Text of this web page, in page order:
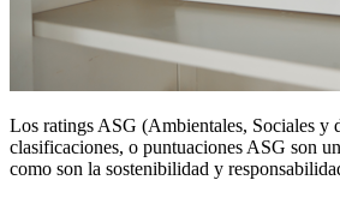
Los ratings ASG (Ambientales, Sociales y
clasificaciones, o puntuaciones ASG son
como son la sostenibilidad y